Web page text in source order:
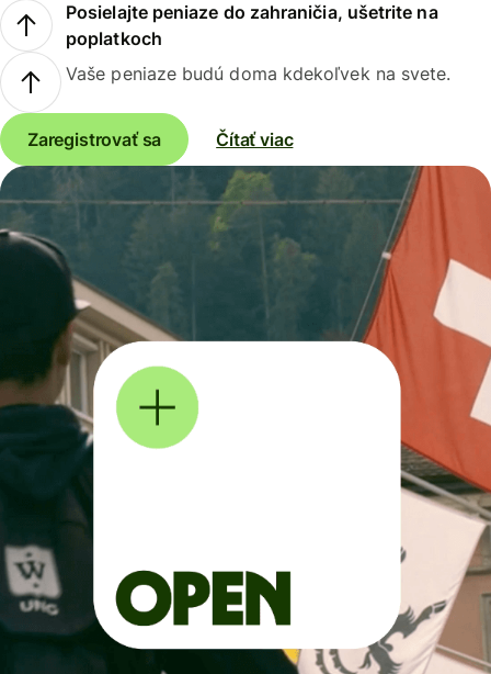
Posielajte peniaze do zahraničia, ušetrite na
poplatkoch
Vaše peniaze budú doma kdekoľvek na svete.
Zaregistrovať sa Čítať viac